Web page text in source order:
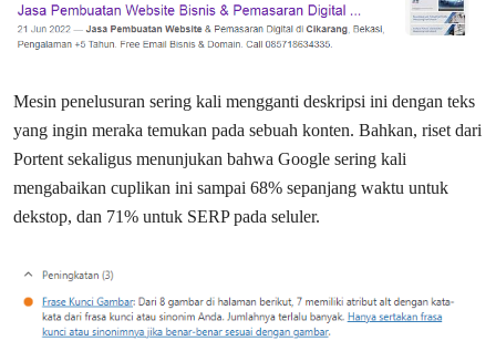
Mesin penelusuran sering kali mengganti deskripsi ini dengan teks
yang ingin meraka temukan pada sebuah konten. Bahkan, riset dari
Portent sekaligus menunjukan bahwa Google sering kali
mengabaikan cuplikan ini sampai 68% sepanjang waktu untuk
dekstop, dan 71% untuk SERP pada seluler.